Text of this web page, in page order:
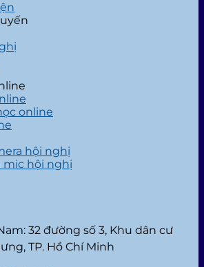
online
hội nghị
mic hội nghị
32 đường số 3, Khu dân cư
TP. Hồ Chí Minh